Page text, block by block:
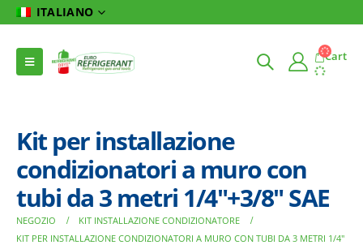
ITALIANO
Cart
Kit per installazione
condizionatori a muro con
tubi da 3 metri 1/4″+3/8″ SAE
NEGOZIO
KIT INSTALLAZIONE CONDIZIONATORE
KIT PER INSTALLAZIONE CONDIZIONATORI A MURO CON TUBI DA 3 METRI 1/4″